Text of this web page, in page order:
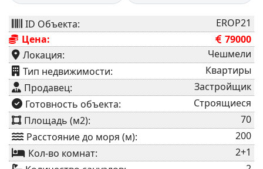
ID Объекта:
EROP21
Цена:
79000
Локация:
Чешмели
⁠Тип недвижимости:
Квартиры
Продавец:
Застройщик
⁠Готовность объекта:
Строящиеся
Площадь (м2):
70
Расстояние до моря (м):
200
Кол-во комнат:
2+1